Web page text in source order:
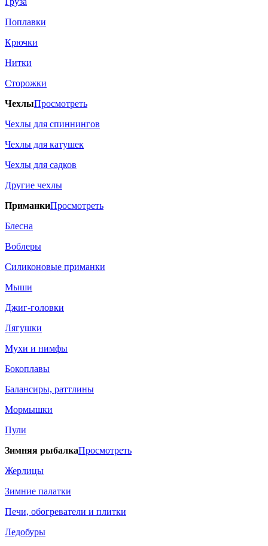
Поплавки
Крючки
Нитки
Сторожки
ЧехлыПросмотреть
Чехлы для спиннингов
Чехлы для катушек
Чехлы для садков
Другие чехлы
ПриманкиПросмотреть
Блесна
Воблеры
Силиконовые приманки
Мыши
Джиг-головки
Лягушки
Мухи и нимфы
Бокоплавы
Балансиры, раттлины
Мормышки
Пули
Зимняя рыбалкаПросмотреть
Жерлицы
Зимние палатки
Печи, обогреватели и плитки
Ледобуры